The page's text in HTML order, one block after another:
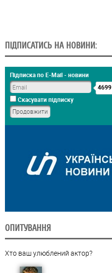
ПІДПИСАТИСЬ НА НОВИНИ:
Підписка по E-Mail - новини
4699
Скасувати підписку
ОПИТУВАННЯ
Хто ваш улюблений актор?